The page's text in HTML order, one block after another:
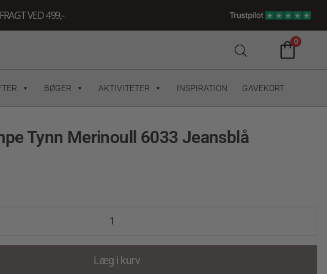
VED 499,-
0
BØGER AKTIVITETER INSPIRATION GAVEKORT
Tynn Merinoull 6033 Jeansblå
Læg i kurv